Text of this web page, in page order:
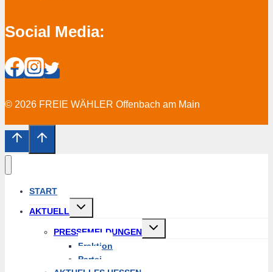
Social Media:
© 2026 FREIE WÄHLER Offenbach am Main
START
AKTUELL
Untermenü
PRESSEMELDUNGEN
Untermenü
Fraktion
Partei